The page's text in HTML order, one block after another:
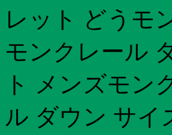
レット どうモ
モンクレール
ト メンズモン
ル ダウン サイ